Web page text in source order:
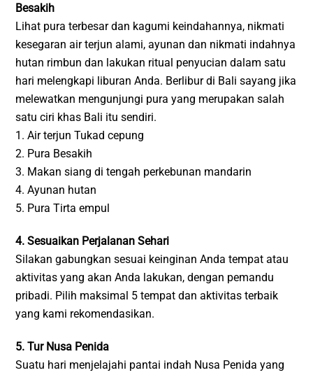
Besakih
Lihat pura terbesar dan kagumi keindahannya, nikmati
kesegaran air terjun alami, ayunan dan nikmati indahnya
hutan rimbun dan lakukan ritual penyucian dalam satu
hari melengkapi liburan Anda. Berlibur di Bali sayang jika
melewatkan mengunjungi pura yang merupakan salah
satu ciri khas Bali itu sendiri.
1. Air terjun Tukad cepung
2. Pura Besakih
3. Makan siang di tengah perkebunan mandarin
4. Ayunan hutan
5. Pura Tirta empul
4. Sesuaikan Perjalanan Sehari
Silakan gabungkan sesuai keinginan Anda tempat atau
aktivitas yang akan Anda lakukan, dengan pemandu
pribadi. Pilih maksimal 5 tempat dan aktivitas terbaik
yang kami rekomendasikan.
5. Tur Nusa Penida
Suatu hari menjelajahi pantai indah Nusa Penida yang